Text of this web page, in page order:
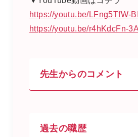
https://youtu.be/LFng5TfW-
https://youtu.be/r4hKdcFn-
先生からのコメント
過去の職歴